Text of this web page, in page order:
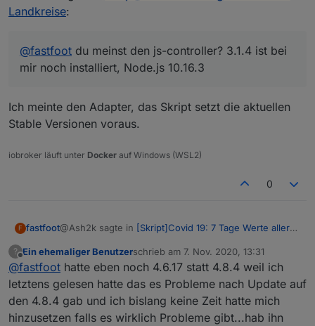
Landkreise:
@fastfoot du meinst den js-controller? 3.1.4 ist bei
mir noch installiert, Node.js 10.16.3
Ich meinte den Adapter, das Skript setzt die aktuellen
Stable Versionen voraus.
iobroker läuft unter Docker auf Windows (WSL2)
0
F fastfoot@Ash2k sagte in [Skript]Covid 19: 7 Tage Werte aller
@fastfootdu meinst den js-controller? 3.1.4 ist
bei mir noch installiert, Node.js 10.16.3
Ich meinte den Adapter, das Skript setzt die aktuellen
Stable Versionen voraus.
?
Offline
Ein ehemaliger Benutzerschrieb am 7. Nov. 2020, 13:31
zuletzt editiert von
@fastfoot hatte eben noch 4.6.17 statt 4.8.4 weil ich
letztens gelesen hatte das es Probleme nach Update auf
den 4.8.4 gab und ich bislang keine Zeit hatte mich
hinzusetzen falls es wirklich Probleme gibt...hab ihn